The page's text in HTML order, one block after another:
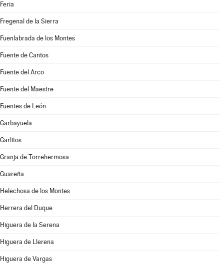
Feria
Fregenal de la Sierra
Fuenlabrada de los Montes
Fuente de Cantos
Fuente del Arco
Fuente del Maestre
Fuentes de León
Garbayuela
Garlitos
Granja de Torrehermosa
Guareña
Helechosa de los Montes
Herrera del Duque
Higuera de la Serena
Higuera de Llerena
Higuera de Vargas